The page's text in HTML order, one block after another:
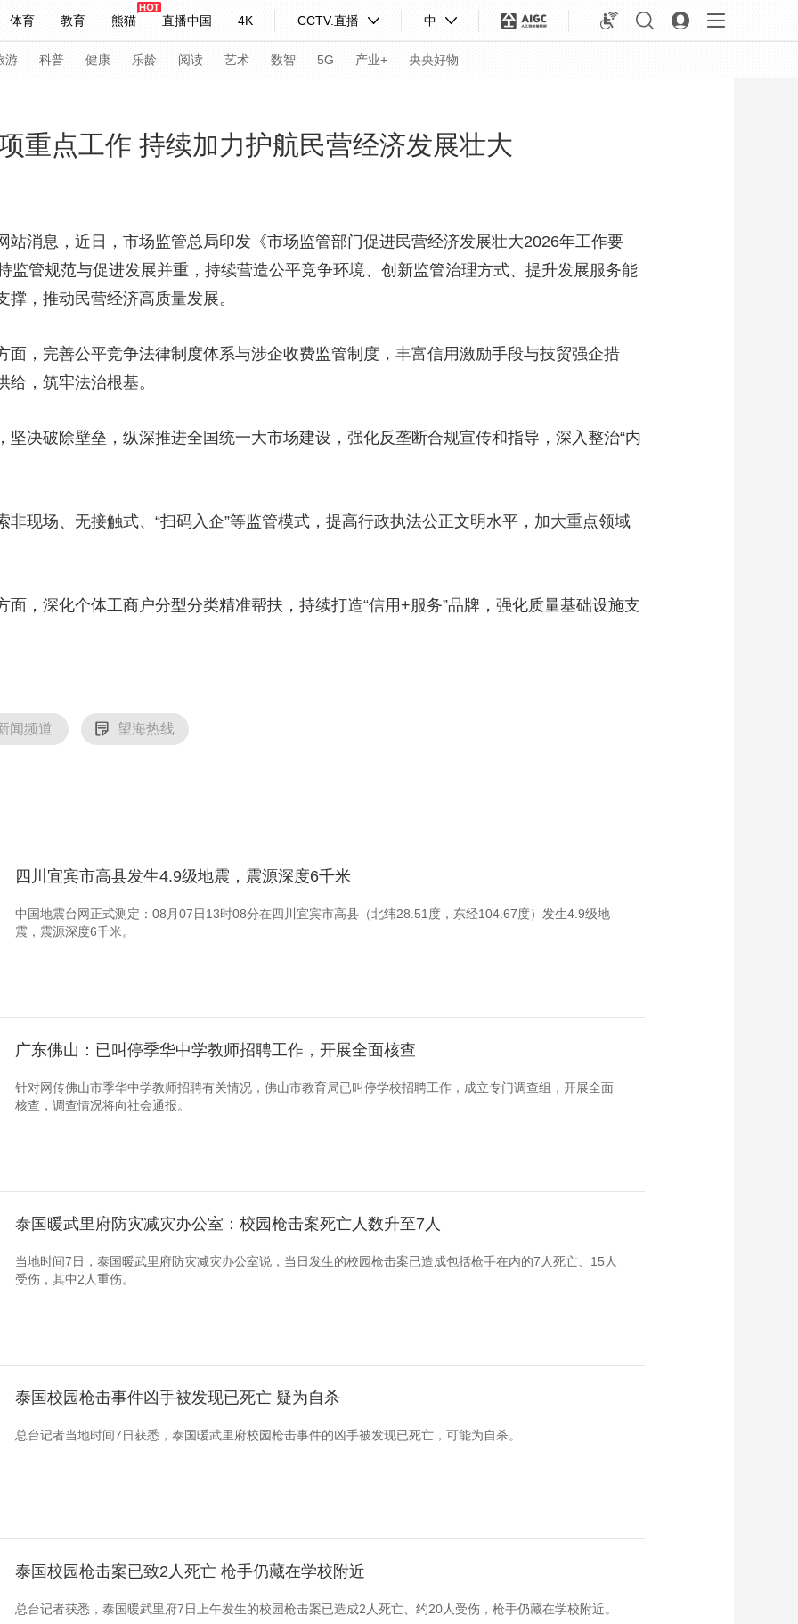
体育 教育 熊猫 直播中国 4K CCTV.直播 中
妙语 热解读 天天学习
持人 下载央视影音
游 科普 健康 乐龄 阅读 艺术 数智 5G 产业+ 央央好物
习式妙语 央视快评 央视网评 光华锐评 锋面
道 VR/AR 4K专区 全景新闻
入列 人生第一次 人生第二次
奥会 CBA NBA 中超 国足 国际足球 网球 综合体育 亚冬会
体育江湖 文化体育
央博 非遗 文化 旅游 科普 健康 阅读 艺术 汽车 数智 5G 产业+
重点工作 持续加力护航民营经济发展壮大
站消息，近日，市场监管总局印发《市场监管部门促进民营经济发展壮大2026年工作要
监管规范与促进发展并重，持续营造公平竞争环境、创新监管治理方式、提升发展服务能
，推动民营经济高质量发展。
完善公平竞争法律制度体系与涉企收费监管制度，丰富信用激励手段与技贸强企措
，筑牢法治根基。
破除壁垒，纵深推进全国统一大市场建设，强化反垄断合规宣传和指导，深入整治“内
场、无接触式、“扫码入企”等监管模式，提高行政执法公正文明水平，加大重点领域
深化个体工商户分型分类精准帮扶，持续打造“信用+服务”品牌，强化质量基础设施支
闻频道 望海热线
四川宜宾市高县发生4.9级地震，震源深度6千米
中国地震台网正式测定：08月07日13时08分在四川宜宾市高县（北纬28.51度，东经104.67度）发生4.9级地
震，震源深度6千米。
广东佛山：已叫停季华中学教师招聘工作，开展全面核查
针对网传佛山市季华中学教师招聘有关情况，佛山市教育局已叫停学校招聘工作，成立专门调查组，开展全面
核查，调查情况将向社会通报。
泰国暖武里府防灾减灾办公室：校园枪击案死亡人数升至7人
当地时间7日，泰国暖武里府防灾减灾办公室说，当日发生的校园枪击案已造成包括枪手在内的7人死亡、15人
受伤，其中2人重伤。
泰国校园枪击事件凶手被发现已死亡 疑为自杀
总台记者当地时间7日获悉，泰国暖武里府校园枪击事件的凶手被发现已死亡，可能为自杀。
泰国校园枪击案已致2人死亡 枪手仍藏在学校附近
总台记者获悉，泰国暖武里府7日上午发生的校园枪击案已造成2人死亡、约20人受伤，枪手仍藏在学校附近。